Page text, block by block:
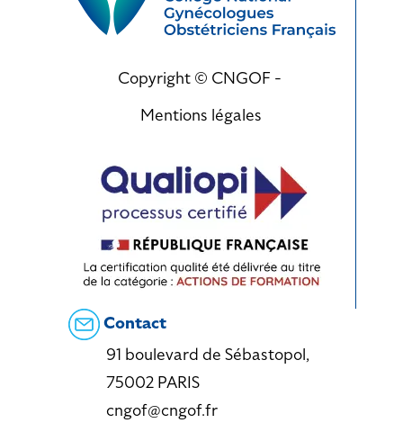
Copyright © CNGOF -
Mentions légales
Contact
91 boulevard de Sébastopol,
75002 PARIS
cngof@cngof.fr